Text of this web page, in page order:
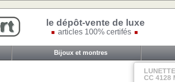
le dépôt-vente de luxe
articles 100% certifés
Bijoux et montres
CC 4128